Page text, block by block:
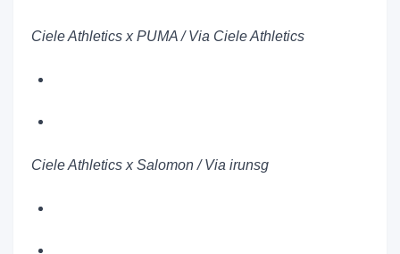
Ciele Athletics x PUMA / Via Ciele Athletics
Ciele Athletics x Salomon / Via irunsg